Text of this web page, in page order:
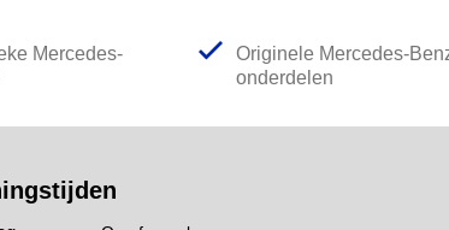
Mercedes-
Originele Mercedes-
onderdelen